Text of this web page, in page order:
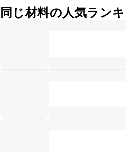
同じ材料の人気ラン